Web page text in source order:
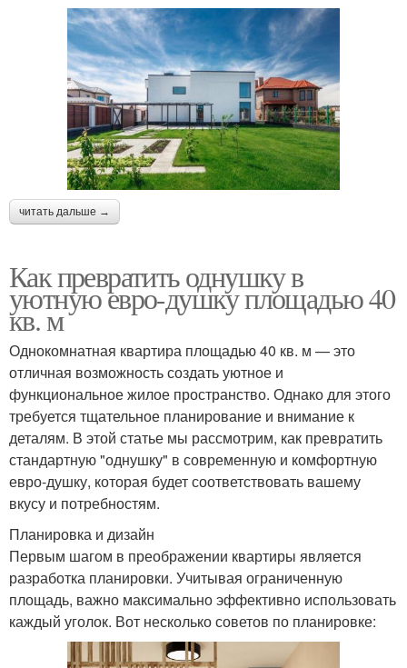
читать дальше →
Как превратить однушку в
уютную евро-душку площадью 40
кв. м
Однокомнатная квартира площадью 40 кв. м — это
отличная возможность создать уютное и
функциональное жилое пространство. Однако для этого
требуется тщательное планирование и внимание к
деталям. В этой статье мы рассмотрим, как превратить
стандартную "однушку" в современную и комфортную
евро-душку, которая будет соответствовать вашему
вкусу и потребностям.
Планировка и дизайн
Первым шагом в преображении квартиры является
разработка планировки. Учитывая ограниченную
площадь, важно максимально эффективно использовать
каждый уголок. Вот несколько советов по планировке: